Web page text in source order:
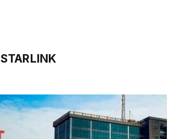
STARLINK